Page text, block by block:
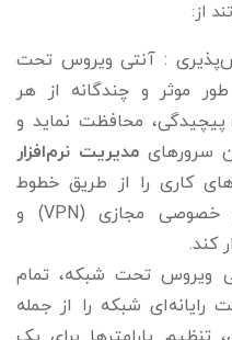
از:
: آنتی ویروس تحت
موثر و چندگانه از هر
محافظت نماید و
سرورهای مدیریت نرم‌افزار
کاری را از طریق خطوط
اختصاصی، شبکه‌های خصوصی مجازی (VPN) و
کند.
ویروس تحت شبکه، تمام
رایانه‌ای شبکه را از جمله